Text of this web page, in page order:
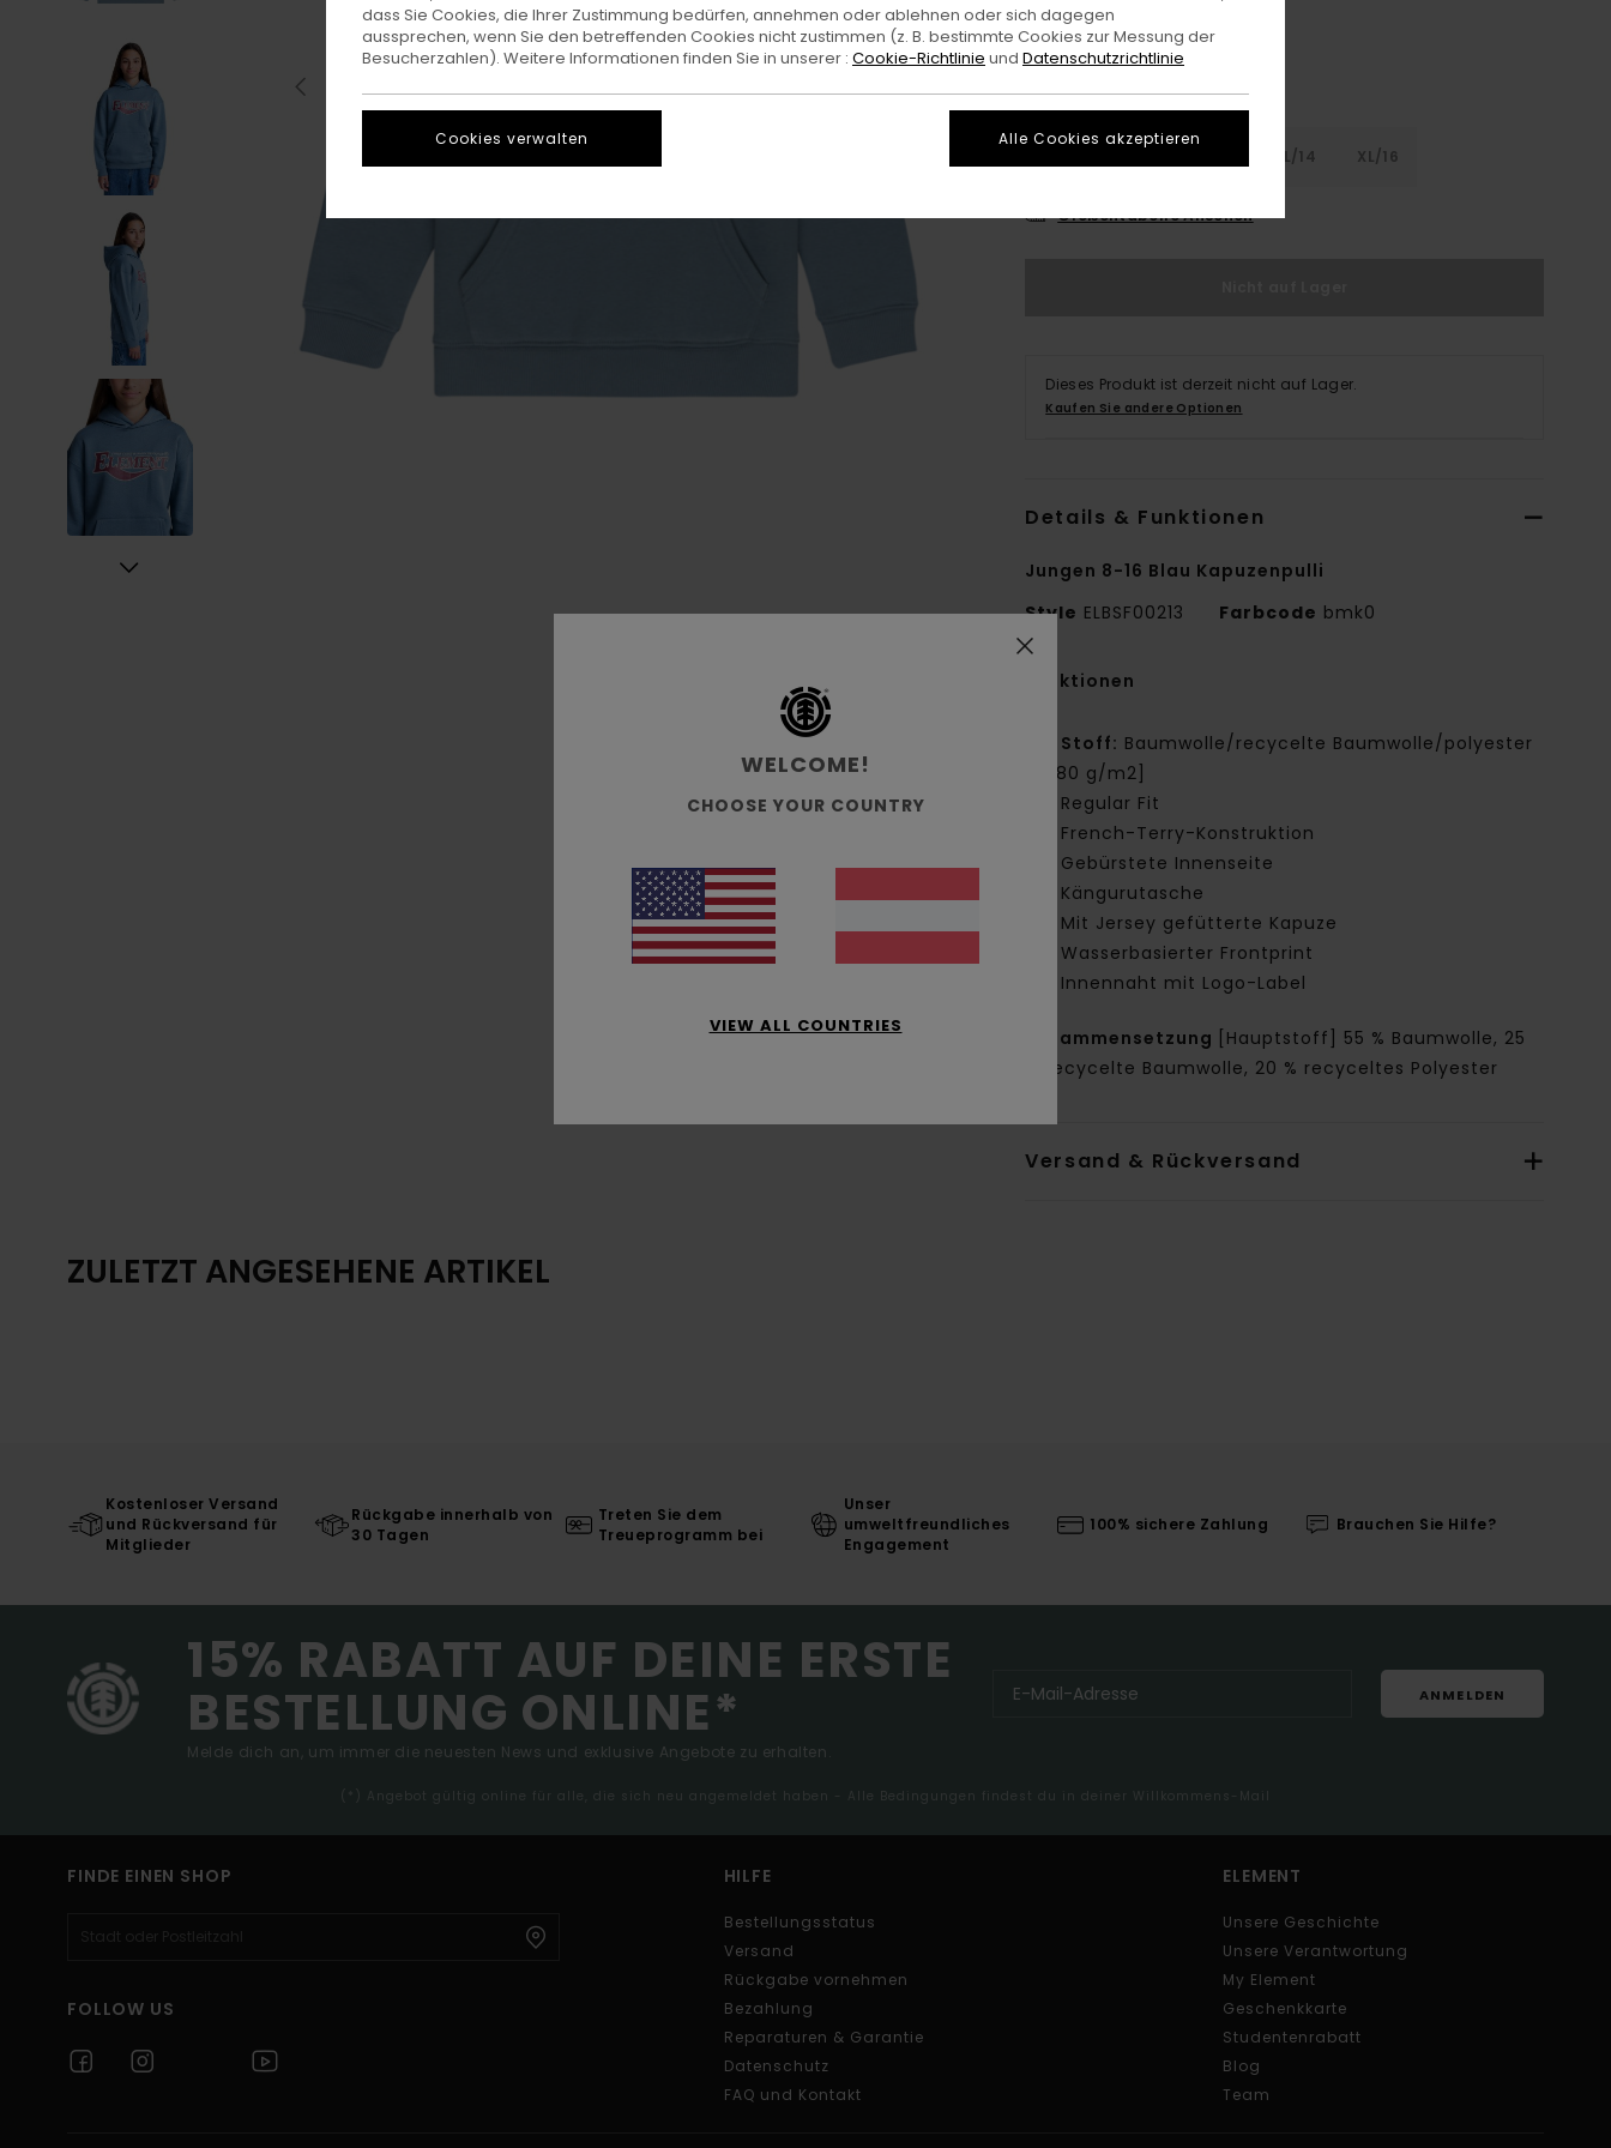
L/14 XL/16
Größentabelle Ansehen
Dieses Produkt ist derzeit nicht auf Lager.
Kaufen Sie andere Optionen
Details & Funktionen
Jungen 8-16 Blau Kapuzenpulli
Style ELBSF00213 Farbcode bmk0
Funktionen
Stoff: Baumwolle/recycelte Baumwolle/polyester
[280 g/m2]
Regular Fit
French-Terry-Konstruktion
Gebürstete Innenseite
Kängurutasche
Mit Jersey gefütterte Kapuze
Wasserbasierter Frontprint
Innennaht mit Logo-Label
Zusammensetzung
[Hauptstoff] 55 % Baumwolle, 25
% recycelte Baumwolle, 20 % recyceltes Polyester
Versand & Rückversand
ZULETZT ANGESEHENE ARTIKEL
Kostenloser Versand
und Rückversand für
Mitglieder
Rückgabe innerhalb von
30 Tagen
Treten Sie dem
Treueprogramm bei
Unser
umweltfreundliches
Engagement
100% sichere Zahlung Brauchen Sie Hilfe?
15% RABATT AUF DEINE ERSTE
BESTELLUNG ONLINE*
Melde dich an, um immer die neuesten News und exklusive Angebote zu erhalten.
ANMELDEN
(*) Angebot gültig online für alle, die sich neu angemeldet haben - Alle Bedingungen findest du in deiner Willkommens-Mail
FINDE EINEN SHOP
FOLLOW US
HILFE
Bestellungsstatus
Versand
Rückgabe vornehmen
Bezahlung
Reparaturen & Garantie
Datenschutz
FAQ und Kontakt
ELEMENT
Unsere Geschichte
Unsere Verantwortung
My Element
Geschenkkarte
Studentenrabatt
Blog
Team
WELCOME!
CHOOSE YOUR COUNTRY
VIEW ALL COUNTRIES
dass Sie Cookies, die Ihrer Zustimmung bedürfen, annehmen oder ablehnen oder sich dagegen
aussprechen, wenn Sie den betreffenden Cookies nicht zustimmen (z. B. bestimmte Cookies zur Messung der
Besucherzahlen). Weitere Informationen finden Sie in unserer : Cookie-Richtlinie und Datenschutzrichtlinie
Cookies verwalten Alle Cookies akzeptieren